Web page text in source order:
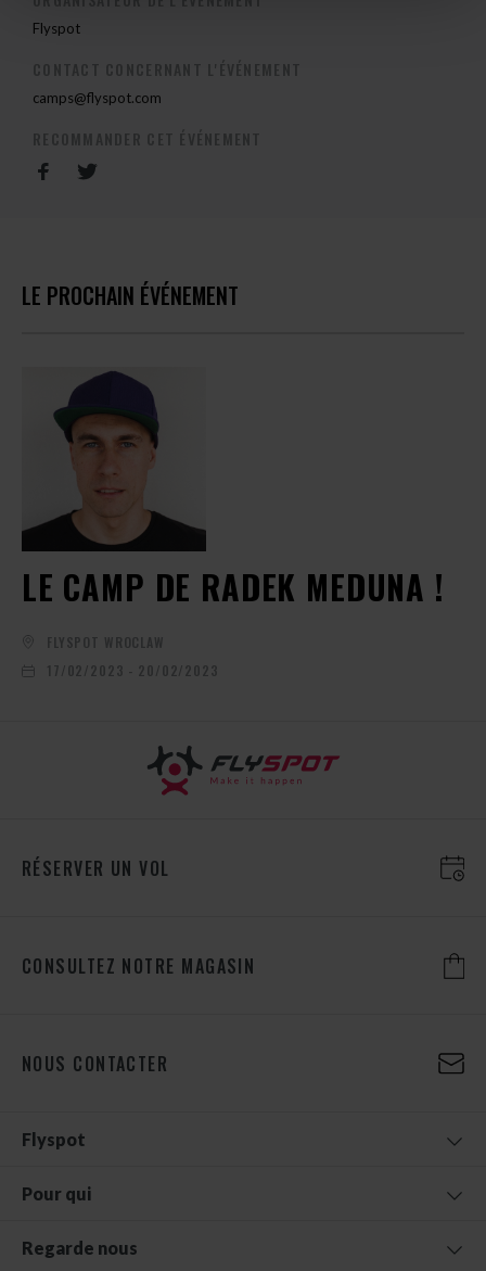
Flyspot
CONTACT CONCERNANT L'ÉVÉNEMENT
camps@flyspot.com
LE PROCHAIN ÉVÉNEMENT
LE CAMP DE RADEK MEDUNA !
FLYSPOT WROCLAW
17/02/2023 - 20/02/2023
RÉSERVER UN VOL
CONSULTEZ NOTRE MAGASIN
NOUS CONTACTER
Flyspot
Pour qui
Regarde nous